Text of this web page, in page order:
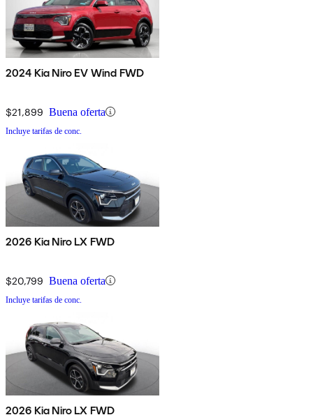
2024 Kia Niro EV Wind FWD
$21,899 Buena oferta
Incluye tarifas de conc.
2026 Kia Niro LX FWD
$20,799 Buena oferta
Incluye tarifas de conc.
2026 Kia Niro LX FWD